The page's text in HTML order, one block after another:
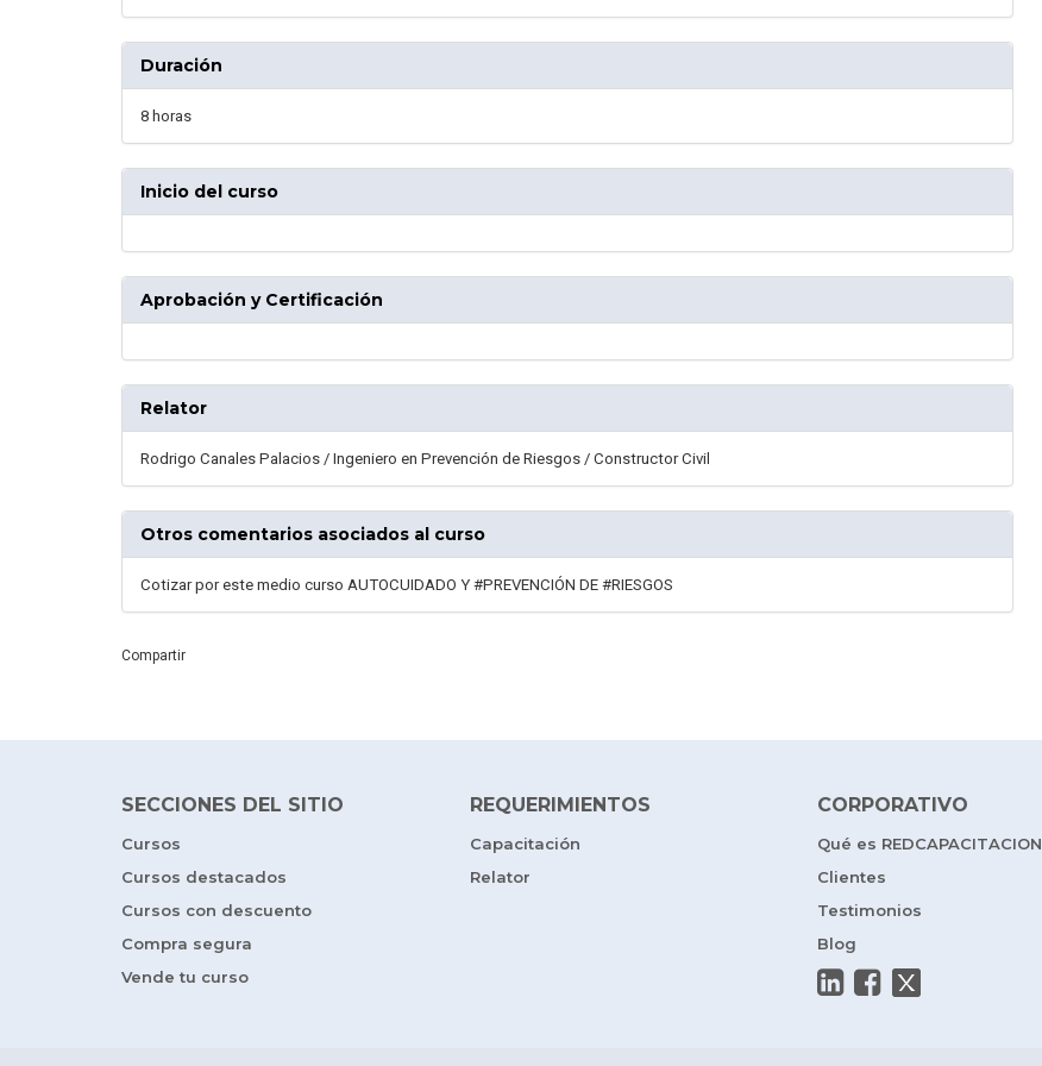
Duración
8 horas
Inicio del curso
Aprobación y Certificación
Relator
Rodrigo Canales Palacios / Ingeniero en Prevención de Riesgos / Constructor Civil
Otros comentarios asociados al curso
Cotizar por este medio curso AUTOCUIDADO Y #PREVENCIÓN DE #RIESGOS
Compartir
SECCIONES DEL SITIO
Cursos
Cursos destacados
Cursos con descuento
Compra segura
Vende tu curso
REQUERIMIENTOS
Capacitación
Relator
CORPORATIVO
Qué es REDCAPACITACION
Clientes
Testimonios
Blog